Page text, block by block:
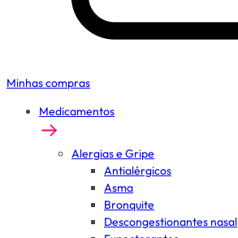
Minhas compras
Medicamentos
Alergias e Gripe
Antialérgicos
Asma
Bronquite
Descongestionantes nasal